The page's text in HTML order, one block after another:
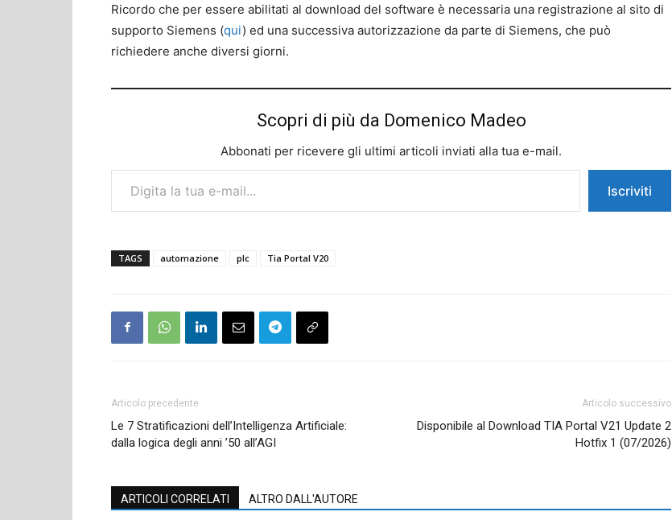
Ricordo che per essere abilitati al download del software è necessaria una registrazione al sito di
supporto Siemens (qui) ed una successiva autorizzazione da parte di Siemens, che può
richiedere anche diversi giorni.
Scopri di più da Domenico Madeo
Abbonati per ricevere gli ultimi articoli inviati alla tua e-mail.
Digita la tua e-mail...
Iscriviti
TAGS automazione plc Tia Portal V20
Articolo precedente
Le 7 Stratificazioni dell’Intelligenza Artificiale:
dalla logica degli anni ’50 all’AGI
Articolo successivo
Disponibile al Download TIA Portal V21 Update 2
Hotfix 1 (07/2026)
ARTICOLI CORRELATI ALTRO DALL'AUTORE